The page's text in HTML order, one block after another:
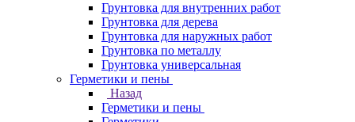
Грунтовка для внутренних работ
Грунтовка для дерева
Грунтовка для наружных работ
Грунтовка по металлу
Грунтовка универсальная
Герметики и пены
Назад
Герметики и пены